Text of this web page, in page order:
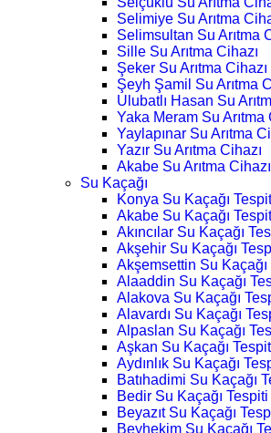
Selimiye Su Arıtma
Selimsultan Su Arıtma
Sille Su Arıtma Cihazı
Şeker Su Arıtma Cihazı
Şeyh Şamil Su Arıtma
Ulubatlı Hasan Su
Yaka Meram Su Arıtma
Yaylapınar Su Arıtma
Yazır Su Arıtma Cihazı
Akabe Su Arıtma Cihazı
Su Kaçağı
Konya Su Kaçağı
Akabe Su Kaçağı
Akıncılar Su Kaçağı
Akşehir Su Kaçağı
Akşemsettin Su Kaçağı
Alaaddin Su Kaçağı
Alakova Su Kaçağı
Alavardı Su Kaçağı
Alpaslan Su Kaçağı
Aşkan Su Kaçağı
Aydınlık Su Kaçağı
Batıhadimi Su Kaçağı
Bedir Su Kaçağı Tespiti
Beyazıt Su Kaçağı
Beyhekim Su Kaçağı